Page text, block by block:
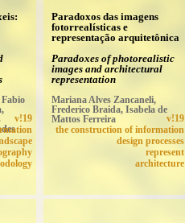
v!19
Paradoxos das imagens
fotorrealísticas e
representação arquitetônica
Paradoxes of photorealistic
images and architectural
representation
Mariana Alves Zancaneli,
Frederico Braida, Isabela de
Mattos Ferreira
v!19
the construction of information
design processes
represent
architecture